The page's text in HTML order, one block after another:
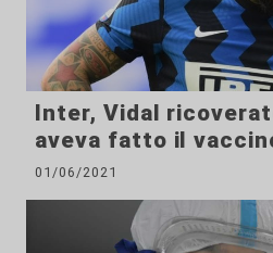
Inter, Vidal
aveva fatto il
01/06/2021